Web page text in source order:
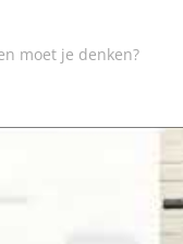
moet je denken?